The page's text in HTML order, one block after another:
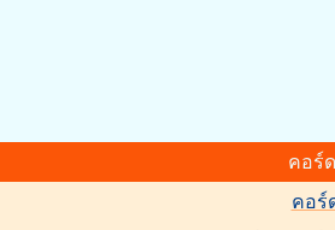
คอร์
คอร์